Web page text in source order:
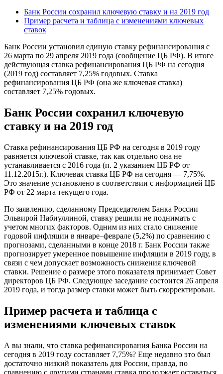
Банк России сохранил ключевую ставку и на 2019 год
Пример расчета и таблица с изменениями ключевых
ставок
Банк России установил единую ставку рефинансирования с
26 марта по 29 апреля 2019 года (сообщение ЦБ РФ). В итоге
действующая ставка рефинансирования ЦБ РФ на сегодня
(2019 год) составляет 7,25% годовых. Ставка
рефинансирования ЦБ РФ (она же ключевая ставка)
составляет 7,25% годовых.
Банк России сохранил ключевую
ставку и на 2019 год
Ставка рефинансирования ЦБ РФ на сегодня в 2019 году
равняется ключевой ставке, так как отдельно она не
устанавливается с 2016 года (п. 2 указанием ЦБ РФ от
11.12.2015г.). Ключевая ставка ЦБ РФ на сегодня — 7,75%.
Это значение установлено в соответствии с информацией ЦБ
РФ от 22 марта текущего года.
По заявлению, сделанному Председателем Банка России
Эльвирой Набиуллиной, ставку решили не поднимать с
учетом многих факторов. Одним из них стало снижение
годовой инфляции в январе–феврале (5,2%) по сравнению с
прогнозами, сделанными в конце 2018 г. Банк России также
прогнозирует умеренное повышение инфляции в 2019 году, в
связи с чем допускает возможность снижения ключевой
ставки. Решение о размере этого показателя принимает Совет
директоров ЦБ РФ. Следующее заседание состоится 26 апреля
2019 года, и тогда размер ставки может быть скорректирован.
Пример расчета и таблица с
изменениями ключевых ставок
А вы знали, что ставка рефинансирования Банка России на
сегодня в 2019 году составляет 7,75%? Еще недавно это был
достаточно низкий показатель для России, правда, по
сравнению с другими странами ставка продолжает оставаться